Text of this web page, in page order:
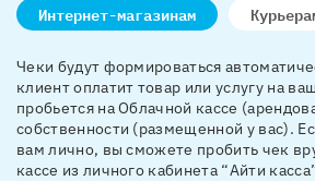
Интернет-магазинам
Чеки будут формироваться
клиент оплатит товар или услугу на
пробьется на Облачной кассе
собственности (размещенной у вас).
вам лично, вы сможете пробить чек
кассе из личного кабинета “Айти